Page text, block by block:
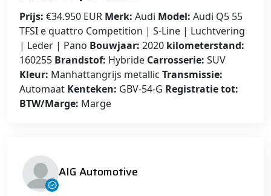
Prijs: €34.950 EUR Merk: Audi Model: Audi Q5 55
TFSI e quattro Competition | S-Line | Luchtvering
| Leder | Pano Bouwjaar: 2020 kilometerstand:
160255 Brandstof: Hybride Carrosserie: SUV
Kleur: Manhattangrijs metallic Transmissie:
Automaat Kenteken: GBV-54-G Registratie tot:
BTW/Marge: Marge
AIG Automotive